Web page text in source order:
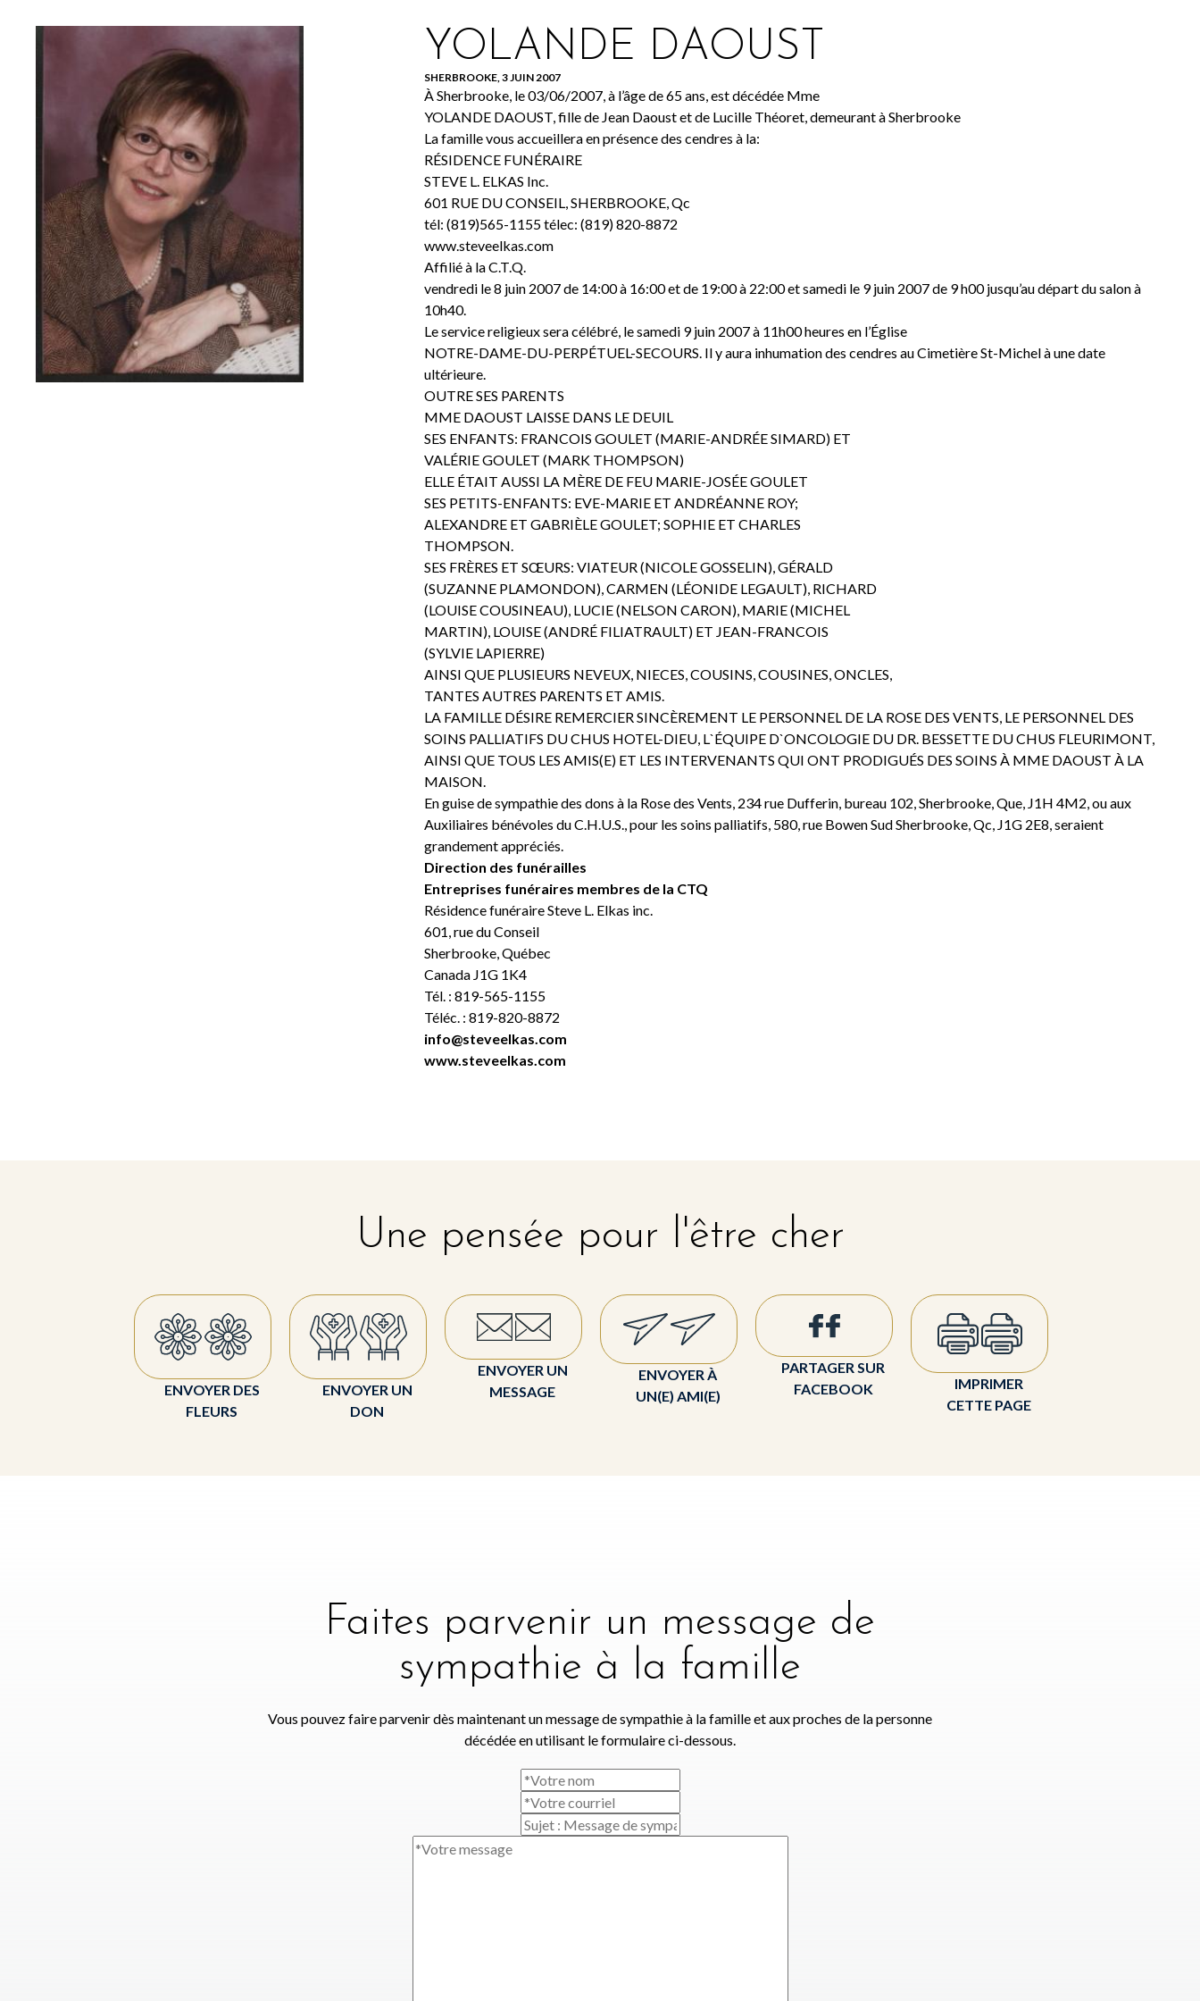
YOLANDE DAOUST
SHERBROOKE, 3 JUIN 2007
À Sherbrooke, le 03/06/2007, à l’âge de 65 ans, est décédée Mme
YOLANDE DAOUST, fille de Jean Daoust et de Lucille Théoret, demeurant à Sherbrooke
La famille vous accueillera en présence des cendres à la:
RÉSIDENCE FUNÉRAIRE
STEVE L. ELKAS Inc.
601 RUE DU CONSEIL, SHERBROOKE, Qc
tél: (819)565-1155 télec: (819) 820-8872
www.steveelkas.com
Affilié à la C.T.Q.
vendredi le 8 juin 2007 de 14:00 à 16:00 et de 19:00 à 22:00 et samedi le 9 juin 2007 de 9 h00 jusqu’au départ du salon à
10h40.
Le service religieux sera célébré, le samedi 9 juin 2007 à 11h00 heures en l’Église
NOTRE-DAME-DU-PERPÉTUEL-SECOURS. Il y aura inhumation des cendres au Cimetière St-Michel à une date
ultérieure.
OUTRE SES PARENTS
MME DAOUST LAISSE DANS LE DEUIL
SES ENFANTS: FRANCOIS GOULET (MARIE-ANDRÉE SIMARD) ET
VALÉRIE GOULET (MARK THOMPSON)
ELLE ÉTAIT AUSSI LA MÈRE DE FEU MARIE-JOSÉE GOULET
SES PETITS-ENFANTS: EVE-MARIE ET ANDRÉANNE ROY;
ALEXANDRE ET GABRIÈLE GOULET; SOPHIE ET CHARLES
THOMPSON.
SES FRÈRES ET SŒURS: VIATEUR (NICOLE GOSSELIN), GÉRALD
(SUZANNE PLAMONDON), CARMEN (LÉONIDE LEGAULT), RICHARD
(LOUISE COUSINEAU), LUCIE (NELSON CARON), MARIE (MICHEL
MARTIN), LOUISE (ANDRÉ FILIATRAULT) ET JEAN-FRANCOIS
(SYLVIE LAPIERRE)
AINSI QUE PLUSIEURS NEVEUX, NIECES, COUSINS, COUSINES, ONCLES,
TANTES AUTRES PARENTS ET AMIS.
LA FAMILLE DÉSIRE REMERCIER SINCÈREMENT LE PERSONNEL DE LA ROSE DES VENTS, LE PERSONNEL DES
SOINS PALLIATIFS DU CHUS HOTEL-DIEU, L`ÉQUIPE D`ONCOLOGIE DU DR. BESSETTE DU CHUS FLEURIMONT,
AINSI QUE TOUS LES AMIS(E) ET LES INTERVENANTS QUI ONT PRODIGUÉS DES SOINS À MME DAOUST À LA
MAISON.
En guise de sympathie des dons à la Rose des Vents, 234 rue Dufferin, bureau 102, Sherbrooke, Que, J1H 4M2, ou aux
Auxiliaires bénévoles du C.H.U.S., pour les soins palliatifs, 580, rue Bowen Sud Sherbrooke, Qc, J1G 2E8, seraient
grandement appréciés.
Direction des funérailles
Entreprises funéraires membres de la CTQ
Résidence funéraire Steve L. Elkas inc.
601, rue du Conseil
Sherbrooke, Québec
Canada J1G 1K4
Tél. : 819-565-1155
Téléc. : 819-820-8872
info@steveelkas.com
www.steveelkas.com
Une pensée pour l'être cher
ENVOYER DES
FLEURS
ENVOYER UN
DON
ENVOYER UN
MESSAGE
ENVOYER À
UN(E) AMI(E)
PARTAGER SUR
FACEBOOK
IMPRIMER
CETTE PAGE
Faites parvenir un message de
sympathie à la famille
Vous pouvez faire parvenir dès maintenant un message de sympathie à la famille et aux proches de la personne
décédée en utilisant le formulaire ci-dessous.